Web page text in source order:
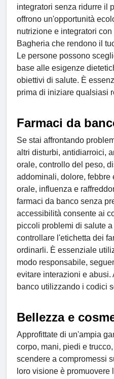
integratori senza ridurre il
offrono un'opportunità
nutrizione e integratori
Bagheria che rendono il
Le persone possono
base alle esigenze
obiettivi di salute. È
prima di iniziare qualsiasi
Farmaci da
Se stai affrontando
altri disturbi, antidiarroici,
orale, controllo del peso,
addominali, dolore, febbre
orale, influenza e
farmaci da banco senza
accessibilità consente ai
piccoli problemi di salute
controllare l'etichetta dei
ordinarli. È essenziale
modo responsabile,
evitare interazioni e abusi.
banco utilizzando i codici
Bellezza e
Approfittate di un'ampia
corpo, mani, piedi e
scendere a compromessi
loro visione è